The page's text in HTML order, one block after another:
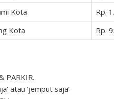
Kota
Rp.
Kota Rp.
PARKIR.
atau ‘jemput saja’